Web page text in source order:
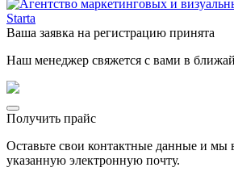
Ваша заявка на регистрацию принята
Наш менеджер свяжется с вами в
Получить прайс
Оставьте свои контактные данные и
указанную электронную почту.